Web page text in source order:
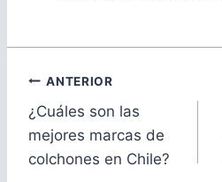
Navegación
de
entradas
ANTERIOR
¿Cuáles son las
mejores marcas de
colchones en Chile?